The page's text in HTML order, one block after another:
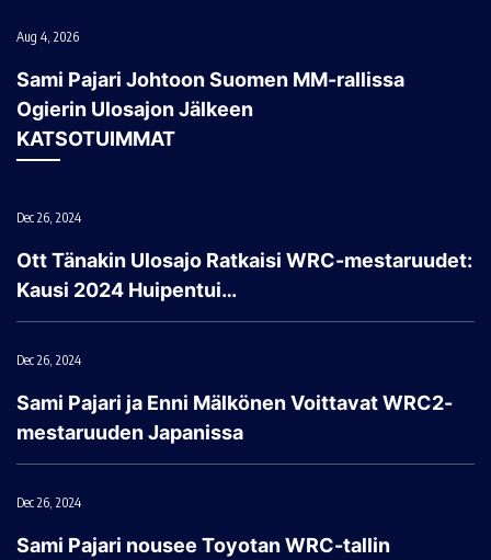
Aug 4, 2026
Sami Pajari Johtoon Suomen MM-rallissa
Ogierin Ulosajon Jälkeen
KATSOTUIMMAT
Dec 26, 2024
Ott Tänakin Ulosajo Ratkaisi WRC-mestaruudet:
Kausi 2024 Huipentui…
Dec 26, 2024
Sami Pajari ja Enni Mälkönen Voittavat WRC2-
mestaruuden Japanissa
Dec 26, 2024
Sami Pajari nousee Toyotan WRC-tallin